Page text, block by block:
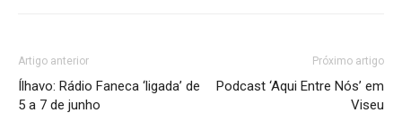
Artigo anterior
Ílhavo: Rádio Faneca ‘ligada’ de
5 a 7 de junho
Próximo artigo
Podcast ‘Aqui Entre Nós’ em
Viseu